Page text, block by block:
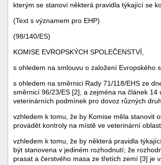
kterým se stanoví některá pravidla týkající se
(Text s významem pro EHP)
(98/140/ES)
KOMISE EVROPSKÝCH SPOLEČENSTVÍ,
s ohledem na smlouvu o založení Evropského
s ohledem na směrnici Rady 71/118/EHS ze
směrnicí 96/23/ES [2], a zejména na článek
veterinárních podmínek pro dovoz různých
vzhledem k tomu, že by Komise měla stanovit
provádět kontroly na místě ve veterinární
vzhledem k tomu, že by některá pravidla
být stanovena v jediném rozhodnutí; že
prasat a čerstvého masa ze třetích zemí [3] je